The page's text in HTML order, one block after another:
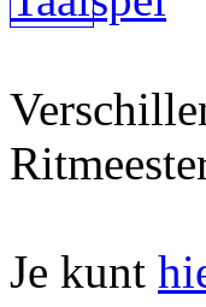
Je kunt